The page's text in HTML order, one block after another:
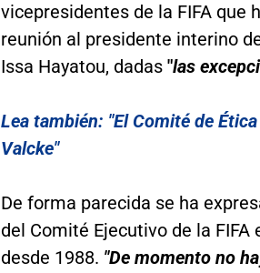
vicepresidentes de la FIFA que
reunión al presidente interino
Issa Hayatou, dadas "las
Lea también: "El Comité de
Valcke"
De forma parecida se ha
del Comité Ejecutivo de la FIFA
desde 1988. "De momento no